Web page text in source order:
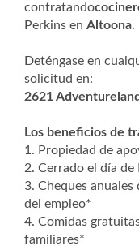
contratando
Perkins en Altoona.
Deténgase en
solicitud en:
2621
Los beneficios de
1. Propiedad de
2. Cerrado el día de
3. Cheques
del empleo*
4. Comidas
familiares*